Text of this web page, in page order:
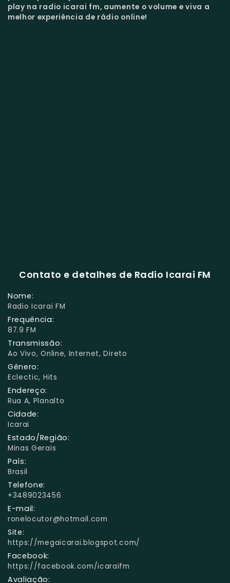
play na radio icarai fm, aumente o volume e viva a
melhor experiência de rádio online!
Contato e detalhes de Radio Icarai FM
Nome:
Radio Icarai FM
Frequência:
87.9 FM
Transmissão:
Ao Vivo, Online, Internet, Direto
Gênero:
Eclectic, Hits
Endereço:
Rua A, Planalto
Cidade:
Icarai
Estado/Região:
Minas Gerais
País:
Brasil
Telefone:
+3489023456
E-mail:
ronelocutor@hotmail.com
Site:
https://megaicarai.blogspot.com/
Facebook:
https://facebook.com/icaraifm
Avaliação: